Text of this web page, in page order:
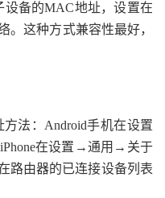
设备的MAC地址，设置在
。这种方式兼容性最好，
法：Android手机在设置
在设置→通用→关于
路由器的已连接设备列表